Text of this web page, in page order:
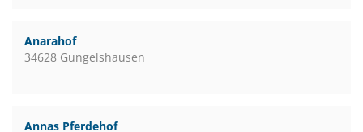
Anarahof
34628 Gungelshausen
Annas Pferdehof